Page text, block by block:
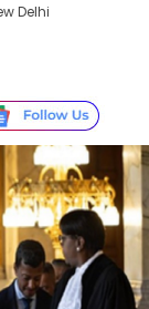
Delhi